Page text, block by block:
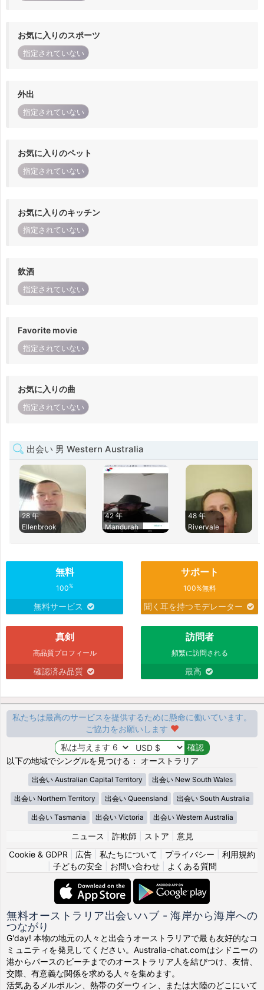
お気に入りのスポーツ
指定されていない
外出
指定されていない
お気に入りのペット
指定されていない
お気に入りのキッチン
指定されていない
飲酒
指定されていない
Favorite movie
指定されていない
お気に入りの曲
指定されていない
出会い 男 Western Australia
28 年
Ellenbrook
42 年
Mandurah
48 年
Rivervale
無料
100%
無料サービス
サポート
100%無料
聞く耳を持つモデレーター
真剣
高品質プロフィール
確認済み品質
訪問者
頻繁に訪問される
最高
私たちは最高のサービスを提供するために懸命に働いています。
ご協力をお願いします
以下の地域でシングルを見つける： オーストラリア
出会い Australian Capital Territory 出会い New South Wales
出会い Northern Territory 出会い Queensland 出会い South Australia
出会い Tasmania 出会い Victoria 出会い Western Australia
ニュース 詐欺師 ストア
意見
Cookie & GDPR
広告 私たちについて プライバシー
利用規約
子どもの安全| お問い合わせ| よくある質問
無料オーストラリア出会いハブ - 海岸から海岸への
つながり
G'day! 本物の地元の人々と出会うオーストラリアで最も友好的なコ
ミュニティを発見してください。Australia-chat.comはシドニーの
港からパースのビーチまでのオーストラリア人を結びつけ、友情、
交際、有意義な関係を求める人々を集めます。
活気あるメルボルン、熱帯のダーウィン、または大陸のどこにいて